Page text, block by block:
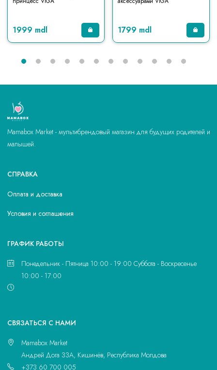
1999 mdl 1799 mdl
Mamabox Market - мультибрендовый магазин для будущих родителей и
малышей.
СПРАВКА
Оплата и доставка
Условия и соглашения
ГРАФИК РАБОТЫ
Понедельник - Пятница 10:00 - 19:00 Суббота - Воскресенье
10:00 - 17:00
CВЯЗАТЬСЯ С НАМИ
Mamabox Market
Андрей Дога 33A, Кишинёв, Республика Молдова
+373 60 700 005